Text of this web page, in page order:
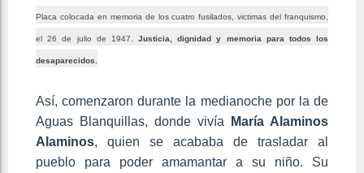
Placa colocada en memoria de los cuatro fusilados, victimas del franquismo,
el 26 de julio de 1947. Justicia, dignidad y memoria para todos los
desaparecidos.
Así, comenzaron durante la medianoche por la de
Aguas Blanquillas, donde vivía
María Alaminos
Alaminos, quien se acababa de trasladar al
pueblo para poder amamantar a su niño. Su